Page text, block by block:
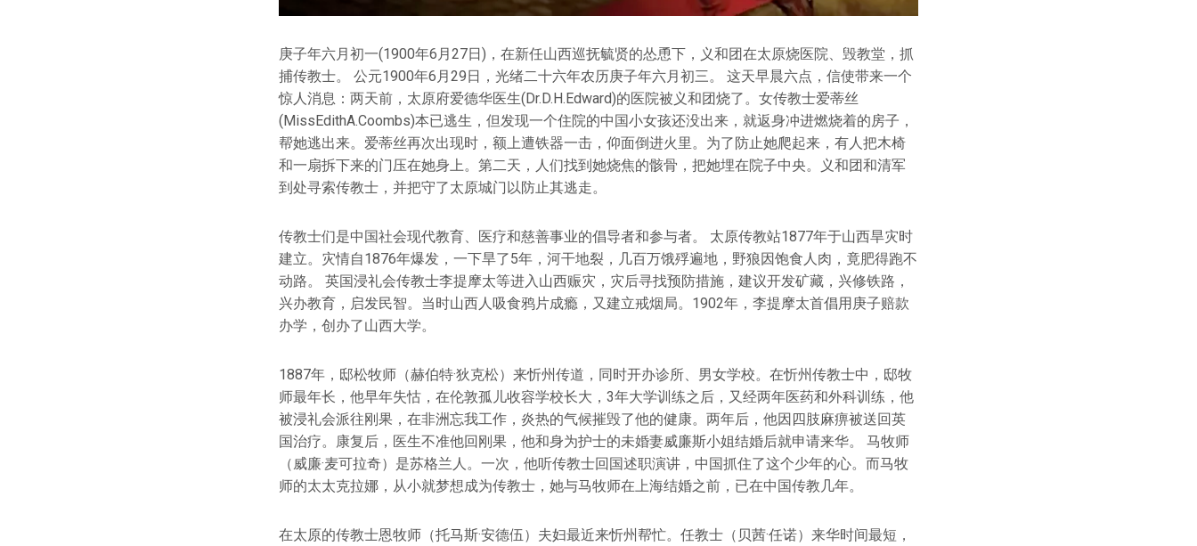
庚子年六月初一(1900年6月27日)，在新任山西巡抚毓贤的怂恿下，义和团在太原烧医院、毁教堂，抓
捕传教士。 公元1900年6月29日，光绪二十六年农历庚子年六月初三。 这天早晨六点，信使带来一个
惊人消息：两天前，太原府爱德华医生(Dr.D.H.Edward)的医院被义和团烧了。女传教士爱蒂丝
(MissEdithA.Coombs)本已逃生，但发现一个住院的中国小女孩还没出来，就返身冲进燃烧着的房子，
帮她逃出来。爱蒂丝再次出现时，额上遭铁器一击，仰面倒进火里。为了防止她爬起来，有人把木椅
和一扇拆下来的门压在她身上。第二天，人们找到她烧焦的骸骨，把她埋在院子中央。义和团和清军
到处寻索传教士，并把守了太原城门以防止其逃走。
传教士们是中国社会现代教育、医疗和慈善事业的倡导者和参与者。 太原传教站1877年于山西旱灾时
建立。灾情自1876年爆发，一下旱了5年，河干地裂，几百万饿殍遍地，野狼因饱食人肉，竟肥得跑不
动路。 英国浸礼会传教士李提摩太等进入山西赈灾，灾后寻找预防措施，建议开发矿藏，兴修铁路，
兴办教育，启发民智。当时山西人吸食鸦片成瘾，又建立戒烟局。1902年，李提摩太首倡用庚子赔款
办学，创办了山西大学。
1887年，邸松牧师（赫伯特·狄克松）来忻州传道，同时开办诊所、男女学校。在忻州传教士中，邸牧
师最年长，他早年失怙，在伦敦孤儿收容学校长大，3年大学训练之后，又经两年医药和外科训练，他
被浸礼会派往刚果，在非洲忘我工作，炎热的气候摧毁了他的健康。两年后，他因四肢麻痹被送回英
国治疗。康复后，医生不准他回刚果，他和身为护士的未婚妻威廉斯小姐结婚后就申请来华。 马牧师
（威廉·麦可拉奇）是苏格兰人。一次，他听传教士回国述职演讲，中国抓住了这个少年的心。而马牧
师的太太克拉娜，从小就梦想成为传教士，她与马牧师在上海结婚之前，已在中国传教几年。
在太原的传教士恩牧师（托马斯·安德伍）夫妇最近来忻州帮忙。任教士（贝茜·任诺）来华时间最短，